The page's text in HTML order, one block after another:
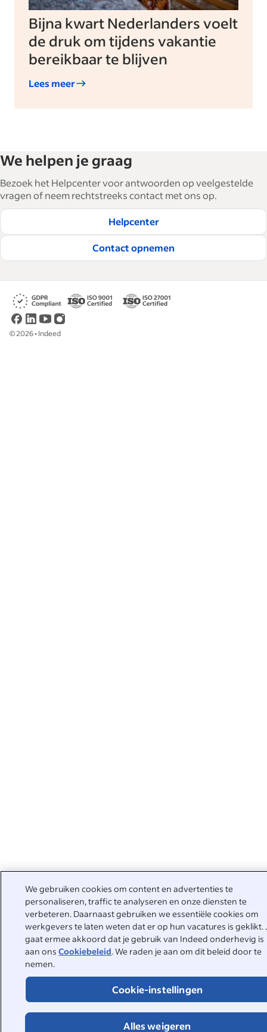
We gebruiken cookies om content en advertenties te
personaliseren, traffic te analyseren en onze diensten te
verbeteren. Daarnaast gebruiken we essentiële cookies om
werkgevers te laten weten dat er op hun vacatures is geklikt.
gaat ermee akkoord dat je gebruik van Indeed onderhevig is
aan onsCookiebeleid. We raden je aan om dit beleid door te
nemen.
Cookie-instellingen
Alles weigeren
Bijna kwart Nederlanders voelt
de druk om tijdens vakantie
bereikbaar te blijven
Lees meer
We helpen je graag
Bezoek het Helpcenter voor antwoorden op veelgestelde
vragen of neem rechtstreeks contact met ons op.
Helpcenter
Contact opnemen
©2026• Indeed